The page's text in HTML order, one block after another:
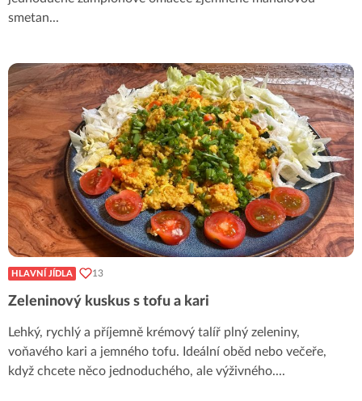
smetan...
HLAVNÍ JÍDLA 13
Zeleninový kuskus s tofu a kari
Lehký, rychlý a příjemně krémový talíř plný zeleniny,
voňavého kari a jemného tofu. Ideální oběd nebo večeře,
když chcete něco jednoduchého, ale výživného....